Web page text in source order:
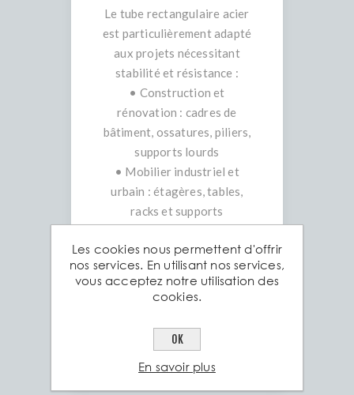
Le tube rectangulaire acier
est particulièrement adapté
aux projets nécessitant
stabilité et résistance :
• Construction et
rénovation : cadres de
bâtiment, ossatures, piliers,
supports lourds
• Mobilier industriel et
urbain : étagères, tables,
racks et supports
pergolas, tonnelles,
portails et clôtures
• Ferronnerie décorative :
pour barrières et éléments
architecturaux
Les cookies nous permettent d'offrir
nos services. En utilisant nos services,
vous acceptez notre utilisation des
cookies.
OK
En savoir plus